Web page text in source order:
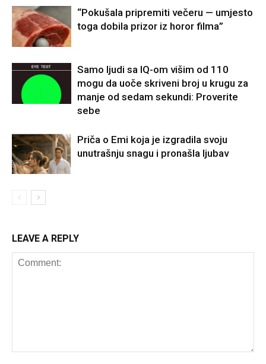
“Pokušala pripremiti večeru — umjesto
toga dobila prizor iz horor filma”
Samo ljudi sa IQ-om višim od 110
mogu da uoče skriveni broj u krugu za
manje od sedam sekundi: Proverite
sebe
Priča o Emi koja je izgradila svoju
unutrašnju snagu i pronašla ljubav
LEAVE A REPLY